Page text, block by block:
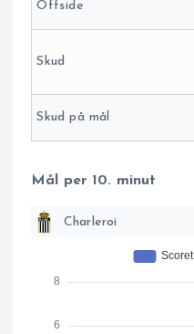
Offside
Skud
Skud på mål
Mål per 10. minut
Charleroi